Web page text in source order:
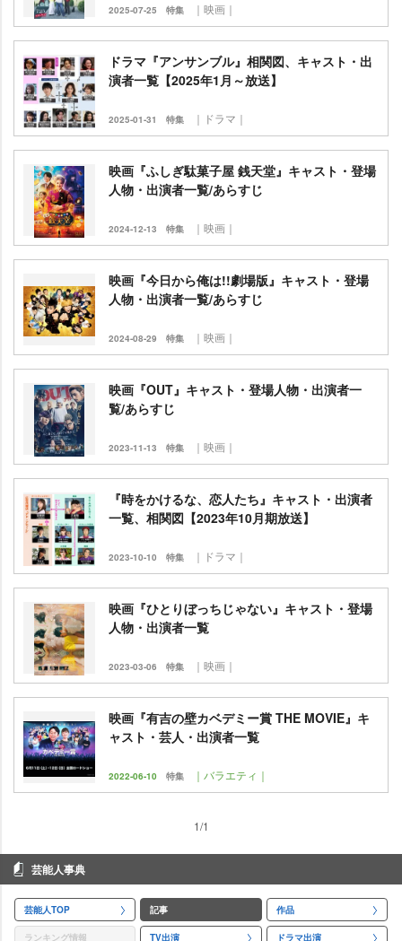
2025-07-25 特集 ｜映画｜
ドラマ『アンサンブル』相関図、キャスト・出
演者一覧【2025年1月～放送】
2025-01-31 特集 ｜ドラマ｜
映画『ふしぎ駄菓子屋 銭天堂』キャスト・登場
人物・出演者一覧/あらすじ
2024-12-13 特集 ｜映画｜
映画『今日から俺は!!劇場版』キャスト・登場
人物・出演者一覧/あらすじ
2024-08-29 特集 ｜映画｜
映画『OUT』キャスト・登場人物・出演者一
覧/あらすじ
2023-11-13 特集 ｜映画｜
『時をかけるな、恋人たち』キャスト・出演者
一覧、相関図【2023年10月期放送】
2023-10-10 特集 ｜ドラマ｜
映画『ひとりぼっちじゃない』キャスト・登場
人物・出演者一覧
2023-03-06 特集 ｜映画｜
映画『有吉の壁カベデミー賞 THE MOVIE』キ
ャスト・芸人・出演者一覧
2022-06-10 特集 ｜バラエティ｜
1/1
芸能人事典
芸能人TOP 記事 作品
ランキング情報 TV出演 ドラマ出演